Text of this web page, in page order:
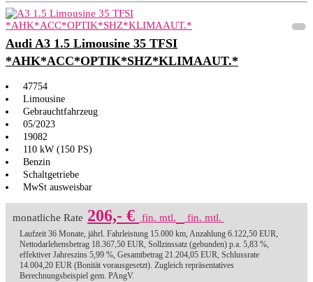
Audi A3 1.5 Limousine 35 TFSI
*AHK*ACC*OPTIK*SHZ*KLIMAAUT.*
47754
Limousine
Gebrauchtfahrzeug
05/2023
19082
110 kW (150 PS)
Benzin
Schaltgetriebe
MwSt ausweisbar
monatliche Rate 206,- € fin. mtl. fin. mtl.
Laufzeit 36 Monate, jährl. Fahrleistung 15.000 km, Anzahlung 6.122,50 EUR,
Nettodarlehensbetrag 18.367,50 EUR, Sollzinssatz (gebunden) p.a. 5,83 %,
effektiver Jahreszins 5,99 %, Gesamtbetrag 21.204,05 EUR, Schlussrate
14.004,20 EUR (Bonität vorausgesetzt). Zugleich repräsentatives
Berechnungsbeispiel gem. PAngV.